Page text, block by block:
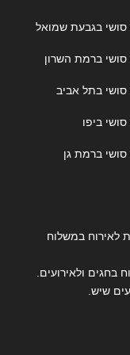
סושי בגבעת שמואל
סושי ברמת השרון
סושי בתל אביב
ביפו
סושי ברמת גן
לאירוח במשלוח
בחגים ולאירועים.
שיש.